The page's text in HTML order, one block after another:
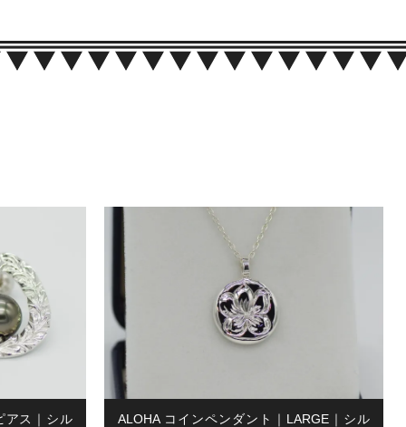
アス｜シル
ALOHA コインペンダント｜LARGE｜シル